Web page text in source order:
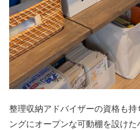
整理収納アドバイザーの資格も
ングにオープンな可動棚を設け